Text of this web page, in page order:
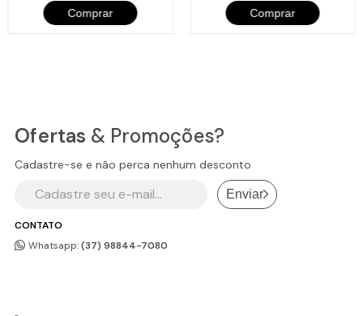
Comprar Comprar
CONTATO
Whatsapp:(37) 98844-7080
Ofertas & Promoções?
Cadastre-se e não perca nenhum desconto
Enviar